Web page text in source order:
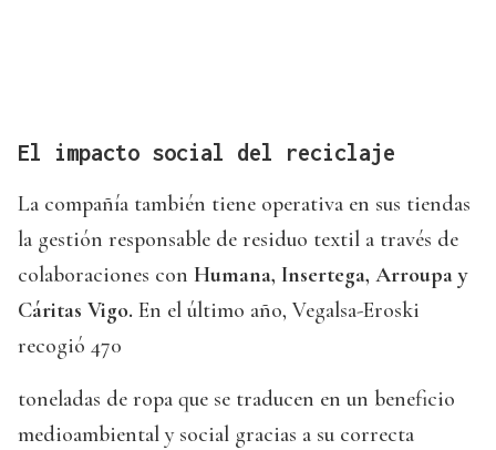
El impacto social del reciclaje
La compañía también tiene operativa en sus tiendas
la gestión responsable de residuo textil a través de
colaboraciones con Humana, Insertega, Arroupa y
Cáritas Vigo. En el último año, Vegalsa-Eroski
recogió 470
toneladas de ropa que se traducen en un beneficio
medioambiental y social gracias a su correcta